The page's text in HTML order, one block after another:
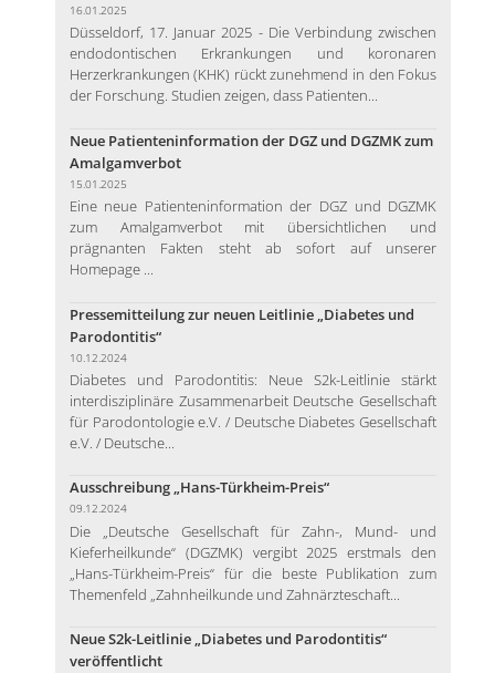
16.01.2025
Düsseldorf, 17. Januar 2025 - Die Verbindung zwischen
endodontischen Erkrankungen und koronaren
Herzerkrankungen (KHK) rückt zunehmend in den Fokus
der Forschung. Studien zeigen, dass Patienten...
Neue Patienteninformation der DGZ und DGZMK zum
Amalgamverbot
15.01.2025
Eine neue Patienteninformation der DGZ und DGZMK
zum Amalgamverbot mit übersichtlichen und
prägnanten Fakten steht ab sofort auf unserer
Homepage ...
Pressemitteilung zur neuen Leitlinie „Diabetes und
Parodontitis“
10.12.2024
Diabetes und Parodontitis: Neue S2k-Leitlinie stärkt
interdisziplinäre Zusammenarbeit Deutsche Gesellschaft
für Parodontologie e.V. / Deutsche Diabetes Gesellschaft
e.V. / Deutsche...
Ausschreibung „Hans-Türkheim-Preis“
09.12.2024
Die „Deutsche Gesellschaft für Zahn-, Mund- und
Kieferheilkunde“ (DGZMK) vergibt 2025 erstmals den
„Hans-Türkheim-Preis“ für die beste Publikation zum
Themenfeld „Zahnheilkunde und Zahnärzteschaft...
Neue S2k-Leitlinie „Diabetes und Parodontitis“
veröffentlicht